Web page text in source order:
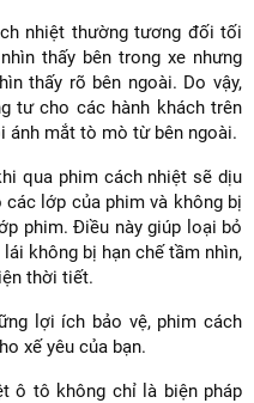
nhiệt thường tương đối tối
thấy bên trong xe nhưng
thấy rõ bên ngoài. Do vậy,
tư cho các hành khách trên
ánh mắt tò mò từ bên ngoài.
qua phim cách nhiệt sẽ dịu
lớp của phim và không bị
phim. Điều này giúp loại bỏ
không bị hạn chế tầm nhìn,
thời tiết.
lợi ích bảo vệ, phim cách
xế yêu của bạn.
ô tô không chỉ là biện pháp